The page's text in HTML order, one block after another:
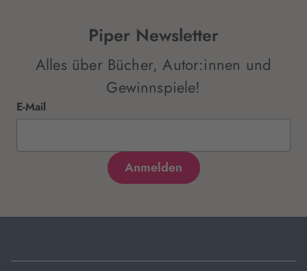
Piper Newsletter
Alles über Bücher, Autor:innen und
Gewinnspiele!
E-Mail